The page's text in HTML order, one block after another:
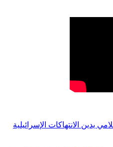
يدين الانتهاكات الإسرائيلية